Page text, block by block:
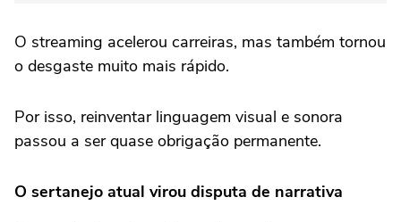
O streaming acelerou carreiras, mas também tornou
o desgaste muito mais rápido.
Por isso, reinventar linguagem visual e sonora
passou a ser quase obrigação permanente.
O sertanejo atual virou disputa de narrativa